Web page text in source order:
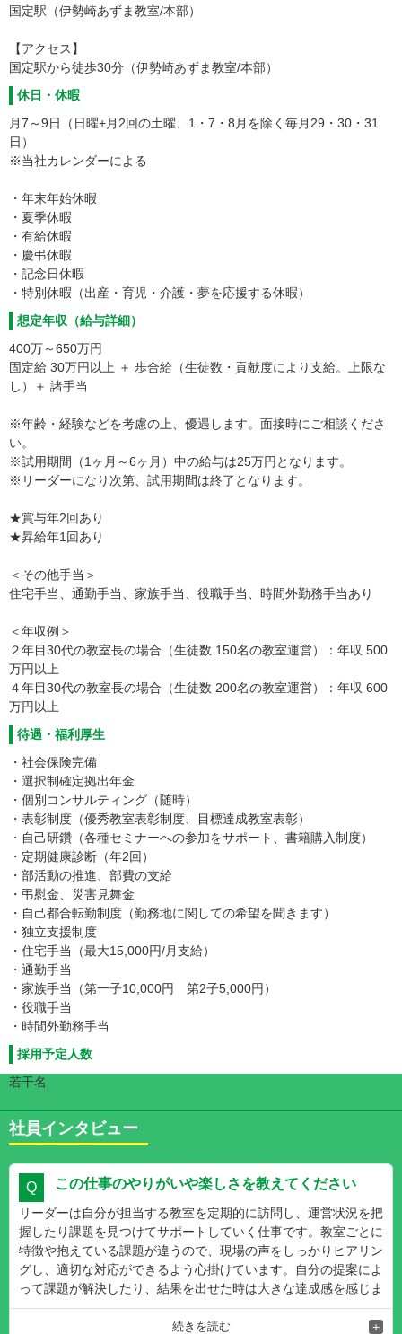
国定駅（伊勢崎あずま教室/本部）
【アクセス】
国定駅から徒歩30分（伊勢崎あずま教室/本部）
休日・休暇
月7～9日（日曜+月2回の土曜、1・7・8月を除く毎月29・30・31
日）
※当社カレンダーによる
・年末年始休暇
・夏季休暇
・有給休暇
・慶弔休暇
・記念日休暇
・特別休暇（出産・育児・介護・夢を応援する休暇）
想定年収（給与詳細）
400万～650万円
固定給 30万円以上 ＋ 歩合給（生徒数・貢献度により支給。上限な
し）＋ 諸手当
※年齢・経験などを考慮の上、優遇します。面接時にご相談くださ
い。
※試用期間（1ヶ月～6ヶ月）中の給与は25万円となります。
※リーダーになり次第、試用期間は終了となります。
★賞与年2回あり
★昇給年1回あり
＜その他手当＞
住宅手当、通勤手当、家族手当、役職手当、時間外勤務手当あり
＜年収例＞
２年目30代の教室長の場合（生徒数 150名の教室運営）：年収 500
万円以上
４年目30代の教室長の場合（生徒数 200名の教室運営）：年収 600
万円以上
待遇・福利厚生
・社会保険完備
・選択制確定拠出年金
・個別コンサルティング（随時）
・表彰制度（優秀教室表彰制度、目標達成教室表彰）
・自己研鑽（各種セミナーへの参加をサポート、書籍購入制度）
・定期健康診断（年2回）
・部活動の推進、部費の支給
・弔慰金、災害見舞金
・自己都合転勤制度（勤務地に関しての希望を聞きます）
・独立支援制度
・住宅手当（最大15,000円/月支給）
・通勤手当
・家族手当（第一子10,000円 第2子5,000円）
・役職手当
・時間外勤務手当
採用予定人数
若干名
社員インタビュー
この仕事のやりがいや楽しさを教えてください
リーダーは自分が担当する教室を定期的に訪問し、運営状況を把
握したり課題を見つけてサポートしていく仕事です。教室ごとに
特徴や抱えている課題が違うので、現場の声をしっかりヒアリン
グし、適切な対応ができるよう心掛けています。自分の提案によ
って課題が解決したり、結果を出せた時は大きな達成感を感じま
す。
続きを読む